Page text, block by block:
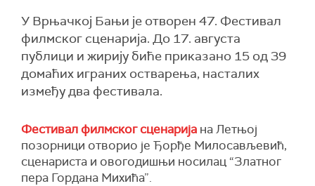
У Врњачкој Бањи је отворен 47. Фестивал
филмског сценарија. До 17. августа
публици и жирију биће приказано 15 од 39
домаћих играних остварења, насталих
између два фестивала.
Фестивал филмског сценарија на Летњој
позорници отворио је Ђорђе Милосављевић,
сценариста и овогодишњи носилац “Златног
пера Гордана Михића”.